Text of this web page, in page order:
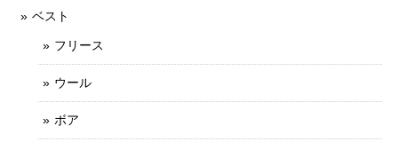
ベスト
フリース
ウール
ボア